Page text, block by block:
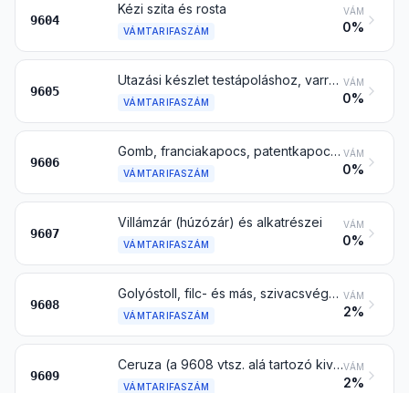
9604
Kézi szita és rosta
VÁMTARIFASZÁM
VÁM
0%
9605
Utazási készlet testápoláshoz, varráshoz vagy cipő- vagy ruhatisztításhoz
VÁMTARIFASZÁM
VÁM
0%
9606
Gomb, franciakapocs, patentkapocs és patent, gombtest és ezek más alkatrészei; nyers gomb
VÁMTARIFASZÁM
VÁM
0%
9607
Villámzár (húzózár) és alkatrészei
VÁMTARIFASZÁM
VÁM
0%
9608
Golyóstoll, filc- és más, szivacsvégű toll és jelző; töltőtoll, rajzolótoll és más toll; másoló töltőtoll (átírótoll); töltőceruza vagy csúszóbetétes ceruza; tollszár, ceruzahosszabbító és hasonló; mindezek alkatrészei (beleértve a kupakot és a klipszet is), a 9609 vtsz. alá tartozó áru kivételével
VÁMTARIFASZÁM
VÁM
2%
9609
Ceruza (a 9608 vtsz. alá tartozó kivételével), rajzkréta, ceruzabél, pasztellkréta, rajzszén, író- vagy rajzkréta és szabókréta
VÁMTARIFASZÁM
VÁM
2%